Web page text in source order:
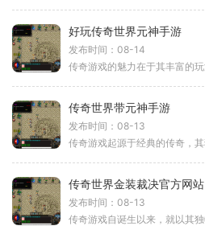
好玩传奇世界元神手游
发布时间：08-14
传奇世界带元神手游
发布时间：08-13
传奇世界金装裁决官方网站
发布时间：08-13